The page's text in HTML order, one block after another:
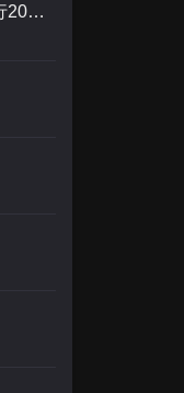
跳进地理书的旅行2025·甘肃篇